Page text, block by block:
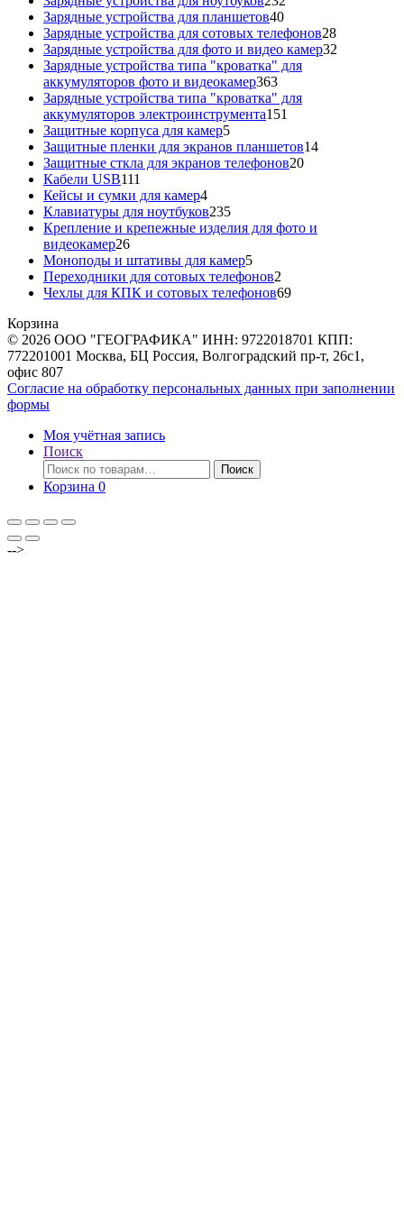
Зарядные устройства для планшетов4040
товаров
Зарядные устройства для сотовых телефонов2828
товаров
Зарядные устройства для фото и видео камер32
Зарядные устройства типа "кроватка" для
аккумуляторов фото и видеокамер363363
товара
Зарядные устройства типа "кроватка" для
аккумуляторов электроинструмента151
Защитные корпуса для камер55
товаров
Защитные пленки для экранов планшетов1414
Защитные сткла для экранов телефонов2020
Кабели USB111
товаров
Кейсы и сумки для камер44
товара
Клавиатуры для ноутбуков235235
товаров
Крепление и крепежные изделия для фото и
видеокамер2626
товаров
Моноподы и штативы для камер55
товаров
Переходники для сотовых телефонов2
товара
Чехлы для КПК и сотовых телефонов6969
Корзина
© 2026 ООО "ГЕОГРАФИКА" ИНН: 9722018701 КПП:
772201001 Москва, БЦ Россия, Волгоградский пр-т, 26с1,
офис 807
Согласие на обработку персональных данных при заполнении
формы
Моя учётная запись
Поиск
Искать:
Поиск
Корзина 0
-->